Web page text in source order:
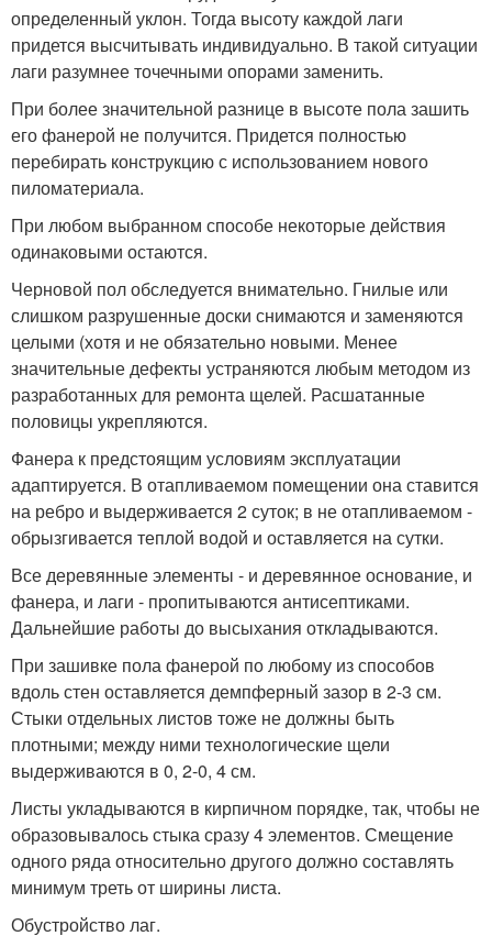
определенный уклон. Тогда высоту каждой лаги
придется высчитывать индивидуально. В такой ситуации
лаги разумнее точечными опорами заменить.
При более значительной разнице в высоте пола зашить
его фанерой не получится. Придется полностью
перебирать конструкцию с использованием нового
пиломатериала.
При любом выбранном способе некоторые действия
одинаковыми остаются.
Черновой пол обследуется внимательно. Гнилые или
слишком разрушенные доски снимаются и заменяются
целыми (хотя и не обязательно новыми. Менее
значительные дефекты устраняются любым методом из
разработанных для ремонта щелей. Расшатанные
половицы укрепляются.
Фанера к предстоящим условиям эксплуатации
адаптируется. В отапливаемом помещении она ставится
на ребро и выдерживается 2 суток; в не отапливаемом -
обрызгивается теплой водой и оставляется на сутки.
Все деревянные элементы - и деревянное основание, и
фанера, и лаги - пропитываются антисептиками.
Дальнейшие работы до высыхания откладываются.
При зашивке пола фанерой по любому из способов
вдоль стен оставляется демпферный зазор в 2-3 см.
Стыки отдельных листов тоже не должны быть
плотными; между ними технологические щели
выдерживаются в 0, 2-0, 4 см.
Листы укладываются в кирпичном порядке, так, чтобы не
образовывалось стыка сразу 4 элементов. Смещение
одного ряда относительно другого должно составлять
минимум треть от ширины листа.
Обустройство лаг.